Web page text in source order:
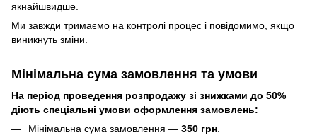
якнайшвидше.
Ми завжди тримаємо на контролі процес і повідомимо, якщо
виникнуть зміни.
Мінімальна сума замовлення та умови
На період проведення розпродажу зі знижками до 50%
діють спеціальні умови оформлення замовлень:
Мінімальна сума замовлення — 350 грн